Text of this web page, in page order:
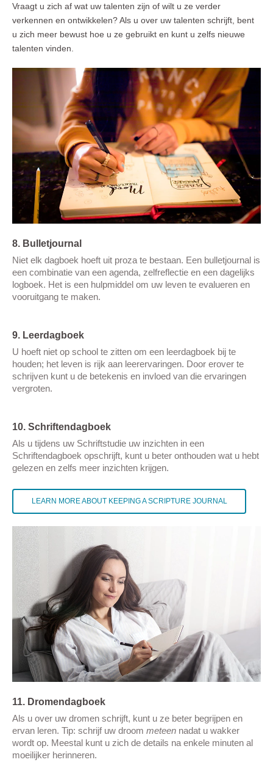
Vraagt u zich af wat uw talenten zijn of wilt u ze verder
verkennen en ontwikkelen? Als u over uw talenten schrijft, bent
u zich meer bewust hoe u ze gebruikt en kunt u zelfs nieuwe
talenten vinden.
8. Bulletjournal
Niet elk dagboek hoeft uit proza te bestaan. Een bulletjournal is
een combinatie van een agenda, zelfreflectie en een dagelijks
logboek. Het is een hulpmiddel om uw leven te evalueren en
vooruitgang te maken.
9. Leerdagboek
U hoeft niet op school te zitten om een leerdagboek bij te
houden; het leven is rijk aan leerervaringen. Door erover te
schrijven kunt u de betekenis en invloed van die ervaringen
vergroten.
10. Schriftendagboek
Als u tijdens uw Schriftstudie uw inzichten in een
Schriftendagboek opschrijft, kunt u beter onthouden wat u hebt
gelezen en zelfs meer inzichten krijgen.
LEARN MORE ABOUT KEEPING A SCRIPTURE JOURNAL
11. Dromendagboek
Als u over uw dromen schrijft, kunt u ze beter begrijpen en
ervan leren. Tip: schrijf uw droom meteen nadat u wakker
wordt op. Meestal kunt u zich de details na enkele minuten al
moeilijker herinneren.